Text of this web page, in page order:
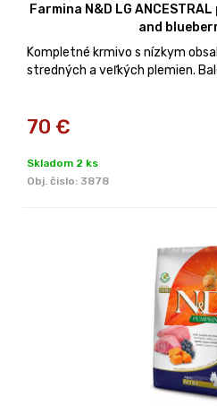
Farmina N&D LG
and
Kompletné krmivo s nízkym
stredných a veľkých plemien.
70 €
Skladom 2 ks
Obj. čislo: 3878